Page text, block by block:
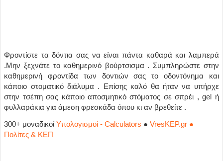
Φροντίστε τα δόντια σας να είναι πάντα καθαρά και λαμπερά
.Μην ξεχνάτε το καθημερινό βούρτσισμα . Συμπληρώστε στην
καθημερινή φροντίδα των δοντιών σας το οδοντόνημα και
κάποιο στοματικό διάλυμα . Επίσης καλό θα ήταν να υπήρχε
στην τσέπη σας κάποιο αποσμητικό στόματος σε σπρέι , gel ή
φυλλαράκια για άμεση φρεσκάδα όπου κι αν βρεθείτε .
300+ μοναδικοίΥπολογισμοί - Calculators ●VresKEP.gr ●
Πολίτες & ΚΕΠ